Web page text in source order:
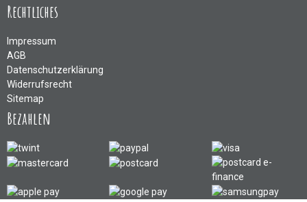
Rechtliches
Impressum
AGB
Datenschutzerklärung
Widerrufsrecht
Sitemap
Bezahlen